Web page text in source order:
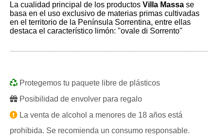
La cualidad principal de los productos Villa Massa se
basa en el uso exclusivo de materias primas cultivadas
en el territorio de la Península Sorrentina, entre ellas
destaca el característico limón: "ovale di Sorrento"
Protegemos tu paquete libre de plásticos
Posibilidad de envolver para regalo
La venta de alcohol a menores de 18 años está
prohibida. Se recomienda un consumo responsable.